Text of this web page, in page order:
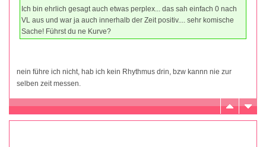
Ich bin ehrlich gesagt auch etwas perplex... das sah einfach 0 nach
VL aus und war ja auch innerhalb der Zeit positiv.... sehr komische
Sache! Führst du ne Kurve?
nein führe ich nicht, hab ich kein Rhythmus drin, bzw kannn nie zur
selben zeit messen.